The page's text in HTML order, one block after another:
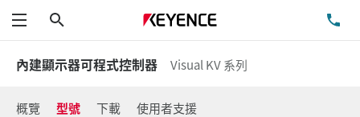
功能表
內建顯示器可程式控制器 Visual KV 系列
概覽 型號 下載 使用者支援